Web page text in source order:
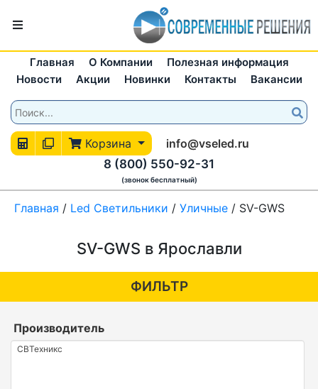
Главная О Компании
Полезная информация
Новости
Акции Новинки Контакты Вакансии
Корзина
info@vseled.ru
8 (800) 550-92-31
(звонок бесплатный)
Главная / Led Светильники / Уличные / SV-GWS
SV-GWS в Ярославли
ФИЛЬТР
Производитель